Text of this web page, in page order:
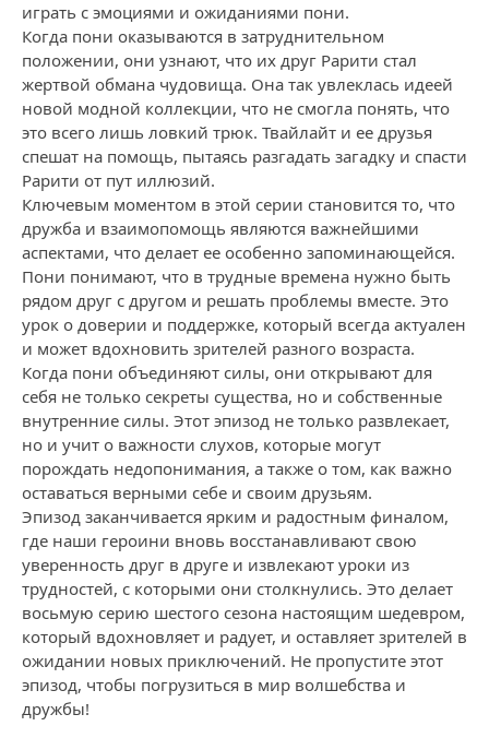
играть с эмоциями и ожиданиями пони.
Когда пони оказываются в затруднительном
положении, они узнают, что их друг Рарити стал
жертвой обмана чудовища. Она так увлеклась идеей
новой модной коллекции, что не смогла понять, что
это всего лишь ловкий трюк. Твайлайт и ее друзья
спешат на помощь, пытаясь разгадать загадку и спасти
Рарити от пут иллюзий.
Ключевым моментом в этой серии становится то, что
дружба и взаимопомощь являются важнейшими
аспектами, что делает ее особенно запоминающейся.
Пони понимают, что в трудные времена нужно быть
рядом друг с другом и решать проблемы вместе. Это
урок о доверии и поддержке, который всегда актуален
и может вдохновить зрителей разного возраста.
Когда пони объединяют силы, они открывают для
себя не только секреты существа, но и собственные
внутренние силы. Этот эпизод не только развлекает,
но и учит о важности слухов, которые могут
порождать недопонимания, а также о том, как важно
оставаться верными себе и своим друзьям.
Эпизод заканчивается ярким и радостным финалом,
где наши героини вновь восстанавливают свою
уверенность друг в друге и извлекают уроки из
трудностей, с которыми они столкнулись. Это делает
восьмую серию шестого сезона настоящим шедевром,
который вдохновляет и радует, и оставляет зрителей в
ожидании новых приключений. Не пропустите этот
эпизод, чтобы погрузиться в мир волшебства и
дружбы!